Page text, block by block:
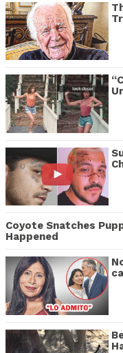
Coyote Snatches
Happened